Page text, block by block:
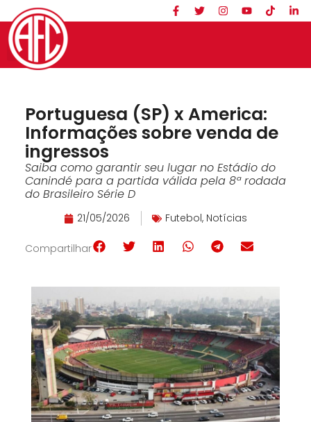
Portuguesa (SP) x America:
Informações sobre venda de
ingressos
Saiba como garantir seu lugar no Estádio do
Canindé para a partida válida pela 8ª rodada
do Brasileiro Série D
21/05/2026 Futebol, Notícias
Compartilhar